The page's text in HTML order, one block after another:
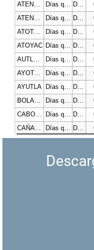
ATENGO
Días que se cumple con la norma de PM10 Días
ATENGUILLO
Días que se cumple con la norma de PM10 Días
ATOTONILCO EL ALTO
Días que se cumple con la norma de PM10 Días
ATOYAC
Días que se cumple con la norma de PM10 Días
AUTLÁN DE NAVARRO
Días que se cumple con la norma de PM10 Días
AYOTLÁN
Días que se cumple con la norma de PM10 Días
AYUTLA
Días que se cumple con la norma de PM10 Días
BOLAÑOS
Días que se cumple con la norma de PM10 Días
CABO CORRIENTES
Días que se cumple con la norma de PM10 Días
CAÑADAS DE OBREGÓN
Días que se cumple con la norma de PM10 Días